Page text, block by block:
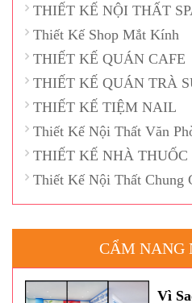
THIẾT KẾ NỘI THẤT
Thiết Kế Shop Mắt Kính
THIẾT KẾ QUÁN CAFE
THIẾT KẾ QUÁN TRÀ
THIẾT KẾ TIỆM NAIL
Thiết Kế Nội Thất Văn
THIẾT KẾ NHÀ THUỐC
Thiết Kế Nội Thất Chung
CẨM NANG
Vì